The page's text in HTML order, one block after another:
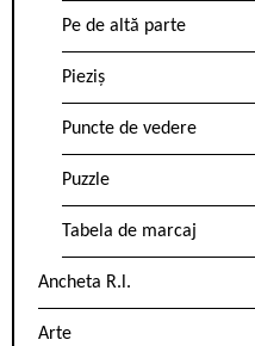
Pe de altă parte
Pieziș
Puncte de vedere
Puzzle
Tabela de marcaj
Ancheta R.l.
Arte